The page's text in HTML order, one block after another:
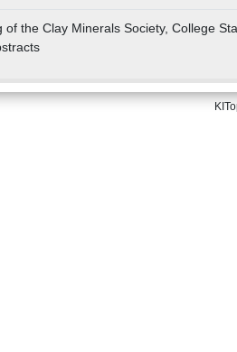
of the Clay Minerals Society, College